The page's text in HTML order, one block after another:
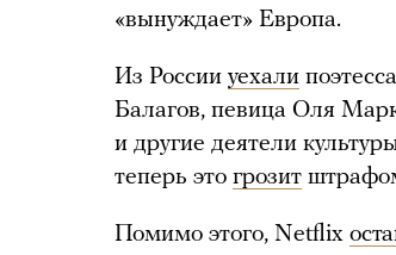
«вынуждает» Европа.
Из России уехали
Балагов, певица Оля
и другие деятели
теперь это грозит
Помимо этого, Netflix